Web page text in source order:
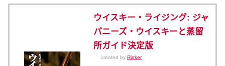
ウイスキー・ライジング: ジャ
パニーズ・ウイスキーと蒸留
所ガイド決定版
created by Rinker